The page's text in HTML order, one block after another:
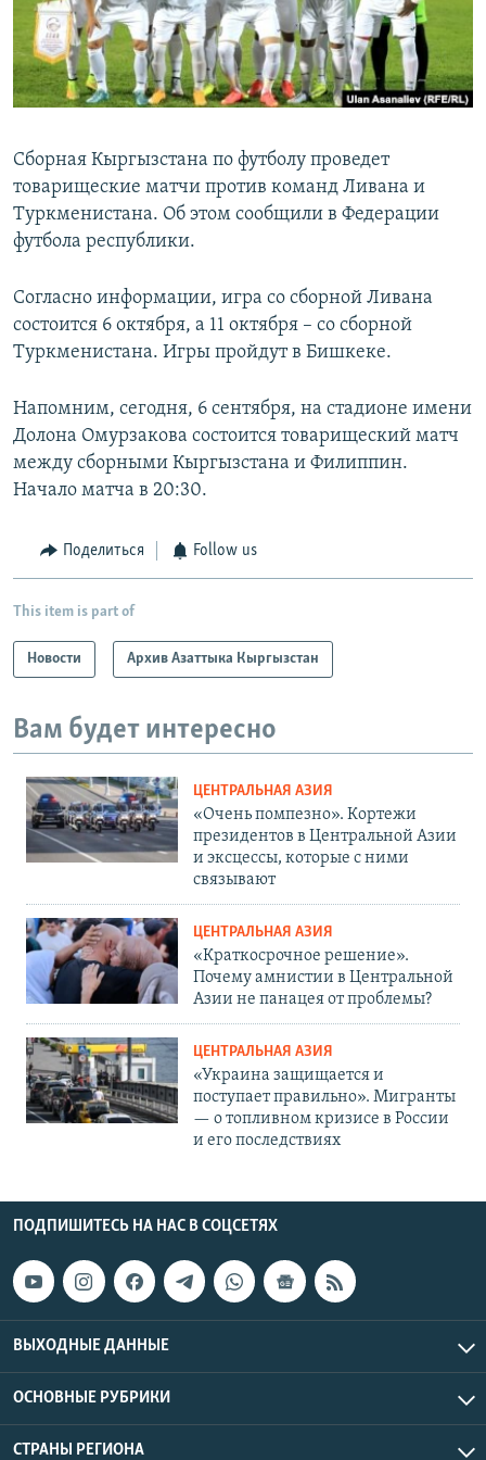
Сборная Кыргызстана по футболу проведет
товарищеские матчи против команд Ливана и
Туркменистана. Об этом сообщили в Федерации
футбола республики.
Согласно информации, игра со сборной Ливана
состоится 6 октября, а 11 октября – со сборной
Туркменистана. Игры пройдут в Бишкеке.
Напомним, сегодня, 6 сентября, на стадионе имени
Долона Омурзакова состоится товарищеский матч
между сборными Кыргызстана и Филиппин.
Начало матча в 20:30.
Поделиться Follow us
This item is part of
Новости Архив Азаттыка Кыргызстан
Вам будет интересно
ЦЕНТРАЛЬНАЯ АЗИЯ
«Очень помпезно». Кортежи
президентов в Центральной Азии
и эксцессы, которые с ними
связывают
ЦЕНТРАЛЬНАЯ АЗИЯ
«Краткосрочное решение».
Почему амнистии в Центральной
Азии не панацея от проблемы?
ЦЕНТРАЛЬНАЯ АЗИЯ
«Украина защищается и
поступает правильно». Мигранты
— о топливном кризисе в России
и его последствиях
ПОДПИШИТЕСЬ НА НАС В СОЦСЕТЯХ
ВЫХОДНЫЕ ДАННЫЕ
ОСНОВНЫЕ РУБРИКИ
СТРАНЫ РЕГИОНА